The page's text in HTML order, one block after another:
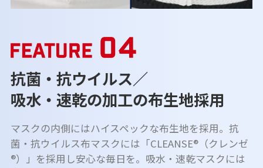
抗菌・抗ウイルス／
吸水・速乾の加工の布生地採用
マスクの内側にはハイスペックな布生地を採用。抗
菌・抗ウイルス布マスクには「CLEANSE®（クレンゼ
®）」を採用し安心な毎日を。吸水・速乾マスクには